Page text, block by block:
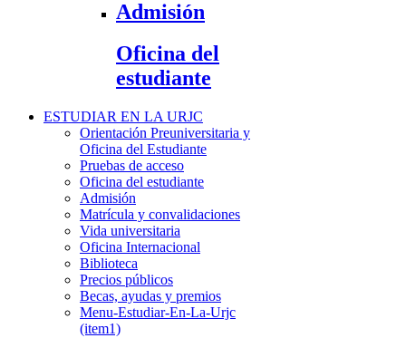
Admisión
Oficina del
estudiante
ESTUDIAR EN LA URJC
Orientación Preuniversitaria y
Oficina del Estudiante
Pruebas de acceso
Oficina del estudiante
Admisión
Matrícula y convalidaciones
Vida universitaria
Oficina Internacional
Biblioteca
Precios públicos
Becas, ayudas y premios
Menu-Estudiar-En-La-Urjc
(item1)